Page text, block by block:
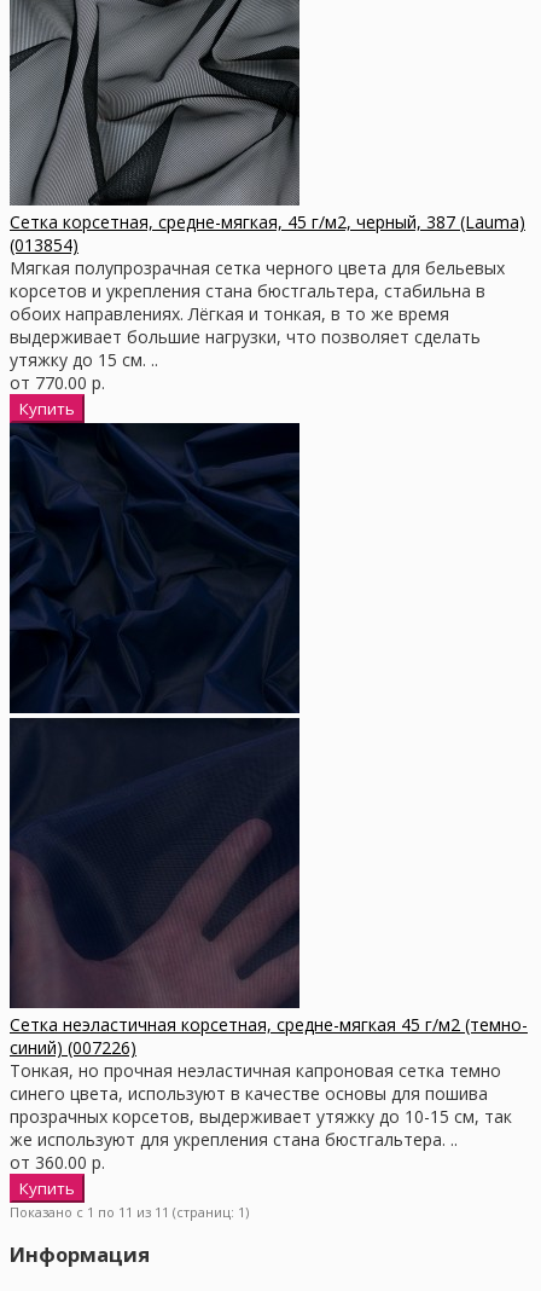
Сетка корсетная, средне-мягкая, 45 г/м2, черный, 387 (Lauma)
(013854)
Мягкая полупрозрачная сетка черного цвета для бельевых
корсетов и укрепления стана бюстгальтера, стабильна в
обоих направлениях. Лёгкая и тонкая, в то же время
выдерживает большие нагрузки, что позволяет сделать
утяжку до 15 см. ..
от 770.00 р.
Сетка неэластичная корсетная, средне-мягкая 45 г/м2 (темно-
синий) (007226)
Тонкая, но прочная неэластичная капроновая сетка темно
синего цвета, используют в качестве основы для пошива
прозрачных корсетов, выдерживает утяжку до 10-15 см, так
же используют для укрепления стана бюстгальтера. ..
от 360.00 р.
Показано с 1 по 11 из 11 (страниц: 1)
Информация